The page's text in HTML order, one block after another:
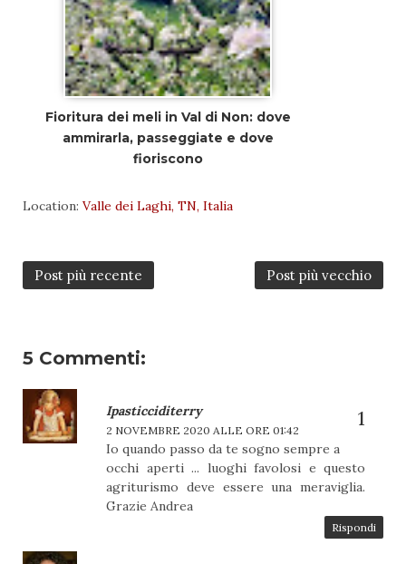
Fioritura dei meli in Val di Non: dove
ammirarla, passeggiate e dove
fioriscono
Location: Valle dei Laghi, TN, Italia
Post più recente Post più vecchio
5 Commenti:
Ipasticciditerry
2 NOVEMBRE 2020 ALLE ORE 01:42
Io quando passo da te sogno sempre a
occhi aperti ... luoghi favolosi e questo
agriturismo deve essere una meraviglia.
Grazie Andrea
Rispondi